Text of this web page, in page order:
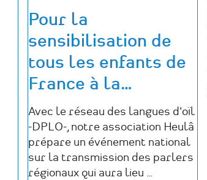
Pour la
sensibilisation de
tous les enfants de
France à la…
Avec le réseau des langues d'oïl
-DPLO-, notre association Heulâ
prépare un événement national
sur la transmission des parlers
régionaux qui aura lieu …